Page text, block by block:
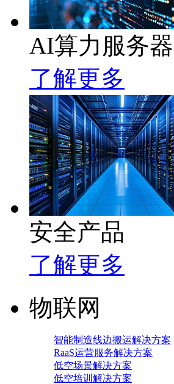
AI算力服务器
了解更多
安全产品
了解更多
物联网
智能制造线边搬运解决方案
RaaS运营服务解决方案
低空场景解决方案
低空培训解决方案